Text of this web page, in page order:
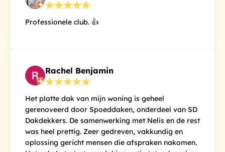
Professionele club. 👍
Rachel Benjamin
Het platte dak van mijn woning is geheel
gerenoveerd door Spoeddaken, onderdeel van SD
Dakdekkers. De samenwerking met Nelis en de rest
was heel prettig. Zeer gedreven, vakkundig en
oplossing gericht mensen die afspraken nakomen.